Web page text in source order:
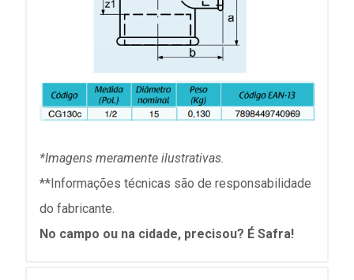
*Imagens meramente ilustrativas.
**Informações técnicas são de responsabilidade
do fabricante.
No campo ou na cidade, precisou? É Safra!